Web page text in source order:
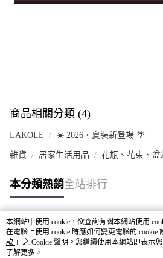
商品相關分類 (4)
LAKOLE ☀️ 2026・夏裝新登場 🌴
雜貨 居家生活用品 花瓶、花束、盆
本分類熱銷全站排行
熱門標籤
本網站中使用 cookie，欲查詢有關本網站使用
在電腦上使用 cookie 時應如何變更電腦的 cookie
款 」之 Cookie 聲明。您繼續使用本網站即表示
之 Cookie 聲明使用 cookie。
了解更多 >